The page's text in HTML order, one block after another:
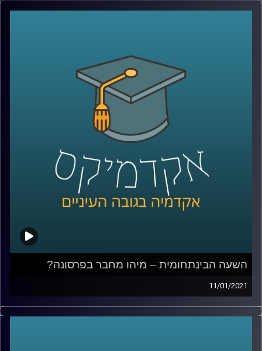
השעה הבינתחומית – מיהו מחבר בפרסונה?
11/01/2021
מהי פרסונה? למי מגיע ה"קרדיט" בהקשר של פרסום של
דמות? ומה התיאוריות בעזרתן ניתן לבחון שאלות אלה?